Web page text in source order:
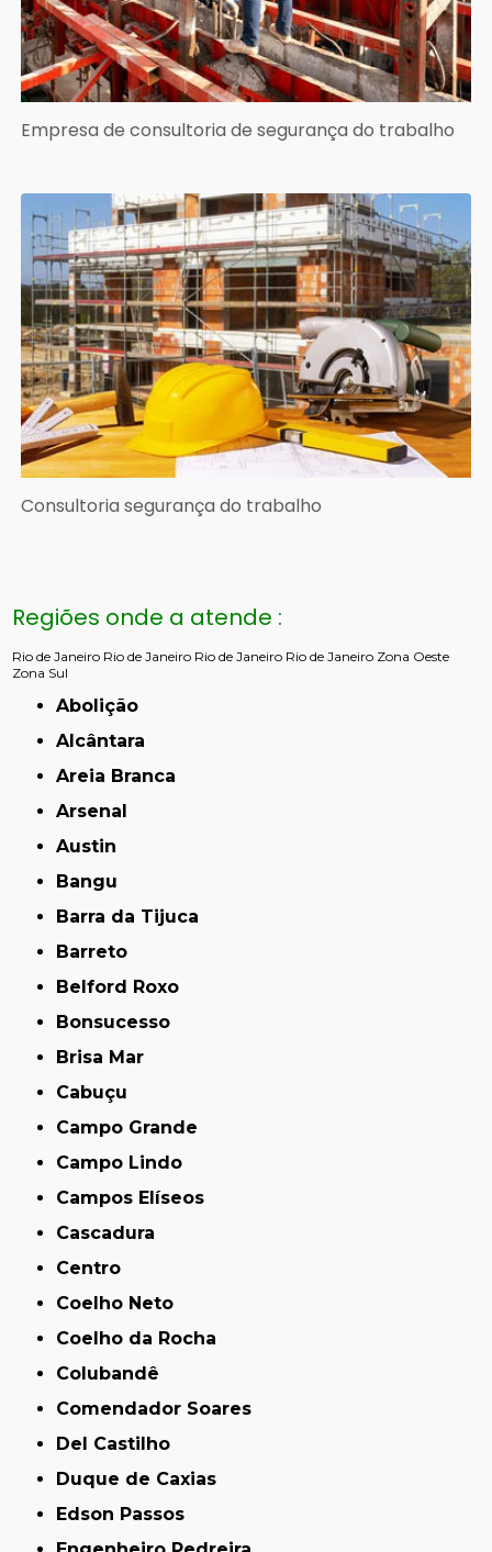
Empresa de consultoria de segurança do trabalho
Consultoria segurança do trabalho
Regiões onde a atende :
Rio de Janeiro Rio de Janeiro Rio de Janeiro Rio de Janeiro Zona Oeste
Zona Sul
Abolição
Alcântara
Areia Branca
Arsenal
Austin
Bangu
Barra da Tijuca
Barreto
Belford Roxo
Bonsucesso
Brisa Mar
Cabuçu
Campo Grande
Campo Lindo
Campos Elíseos
Cascadura
Centro
Coelho Neto
Coelho da Rocha
Colubandê
Comendador Soares
Del Castilho
Duque de Caxias
Edson Passos